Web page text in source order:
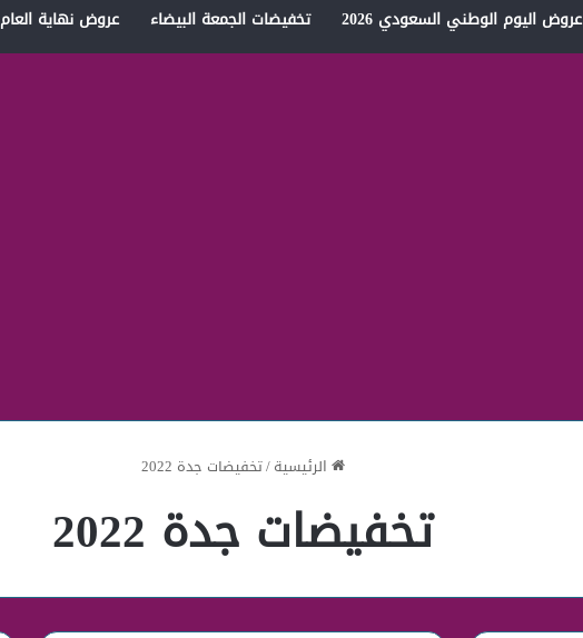
عروض اليوم الوطني السعودي 2026 تخفيضات الجمعة البيضاء عروض نهاية العام
الرئيسية/تخفيضات جدة 2022
تخفيضات جدة 2022